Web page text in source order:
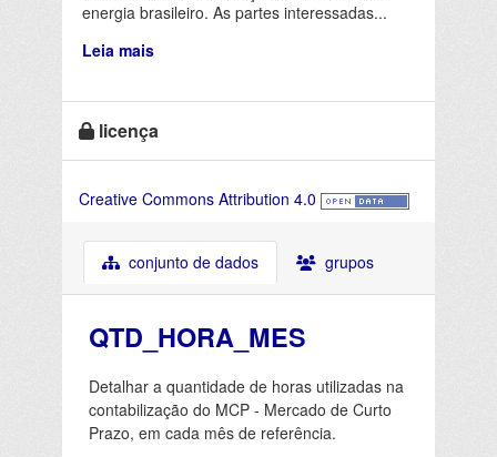
energia brasileiro. As partes interessadas...
Leia mais
licença
Creative Commons Attribution 4.0
conjunto de dados grupos
QTD_HORA_MES
Detalhar a quantidade de horas utilizadas na
contabilização do MCP - Mercado de Curto
Prazo, em cada mês de referência.